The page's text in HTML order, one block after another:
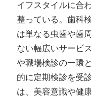
イフスタイルに合
整っている。歯科
は単なる虫歯や歯
ない幅広いサービ
や職場検診の一環
的に定期検診を受
は、美容意識や健